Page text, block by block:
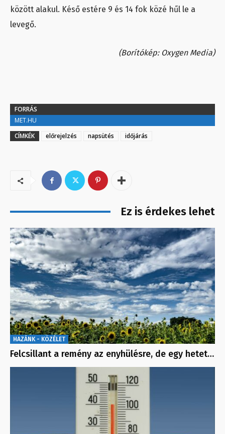
között alakul. Késő estére 9 és 14 fok közé hűl le a
levegő.
(Borítókép: Oxygen Media)
FORRÁS
MET.HU
CÍMKÉK
előrejelzés napsütés időjárás
Ez is érdekes lehet
HAZÁNK - KÖZÉLET
Felcsillant a remény az enyhülésre, de egy hetet…